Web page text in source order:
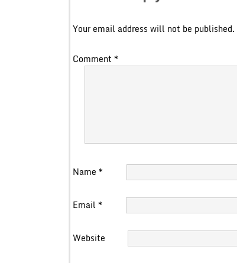
Your email address will not be published.
Comment *
Name *
Email *
Website